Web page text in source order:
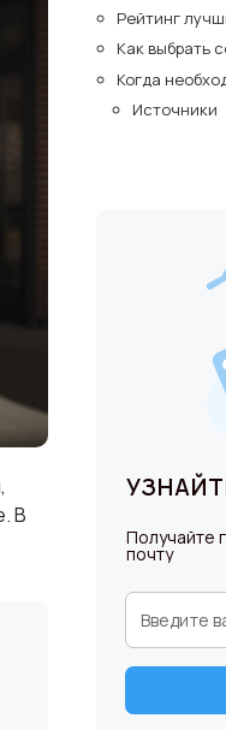
В
Рейтинг
Как выбрать
Когда
Источники
Получайте
почту